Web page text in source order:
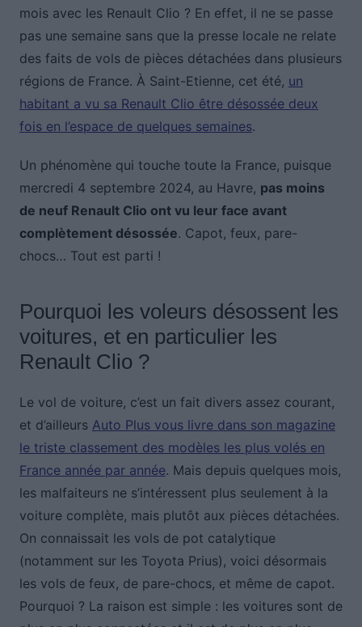
mois avec les Renault Clio ? En effet, il ne se passe
pas une semaine sans que la presse locale ne relate
des faits de vols de pièces détachées dans plusieurs
régions de France. À Saint-Etienne, cet été, un
habitant a vu sa Renault Clio être désossée deux
fois en l’espace de quelques semaines.
Un phénomène qui touche toute la France, puisque
mercredi 4 septembre 2024, au Havre, pas moins
de neuf Renault Clio ont vu leur face avant
complètement désossée. Capot, feux, pare-
chocs… Tout est parti !
Pourquoi les voleurs désossent les
voitures, et en particulier les
Renault Clio ?
Le vol de voiture, c’est un fait divers assez courant,
et d’ailleurs Auto Plus vous livre dans son magazine
le triste classement des modèles les plus volés en
France année par année. Mais depuis quelques mois,
les malfaiteurs ne s’intéressent plus seulement à la
voiture complète, mais plutôt aux pièces détachées.
On connaissait les vols de pot catalytique
(notamment sur les Toyota Prius), voici désormais
les vols de feux, de pare-chocs, et même de capot.
Pourquoi ? La raison est simple : les voitures sont de